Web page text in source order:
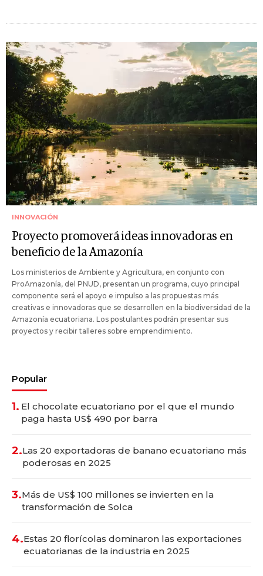
INNOVACIÓN
Proyecto promoverá ideas innovadoras en
beneficio de la Amazonía
Los ministerios de Ambiente y Agricultura, en conjunto con
ProAmazonía, del PNUD, presentan un programa, cuyo principal
componente será el apoyo e impulso a las propuestas más
creativas e innovadoras que se desarrollen en la biodiversidad de la
Amazonía ecuatoriana. Los postulantes podrán presentar sus
proyectos y recibir talleres sobre emprendimiento.
Popular
1. El chocolate ecuatoriano por el que el mundo
paga hasta US$ 490 por barra
2.Las 20 exportadoras de banano ecuatoriano más
poderosas en 2025
3.Más de US$ 100 millones se invierten en la
transformación de Solca
4.Estas 20 florícolas dominaron las exportaciones
ecuatorianas de la industria en 2025